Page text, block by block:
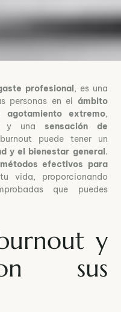
profesional, es una
personas en el ámbito
agotamiento extremo,
y una sensación de
puede tener un
y el bienestar general.
métodos efectivos para
vida, proporcionando
que puedes
y
sus